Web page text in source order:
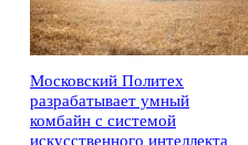
Московский Политех
разрабатывает умный
комбайн с системой
искусственного интеллекта